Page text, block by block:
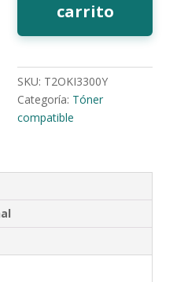
carrito
SKU: T2OKI3300Y
Categoría: Tóner
compatible